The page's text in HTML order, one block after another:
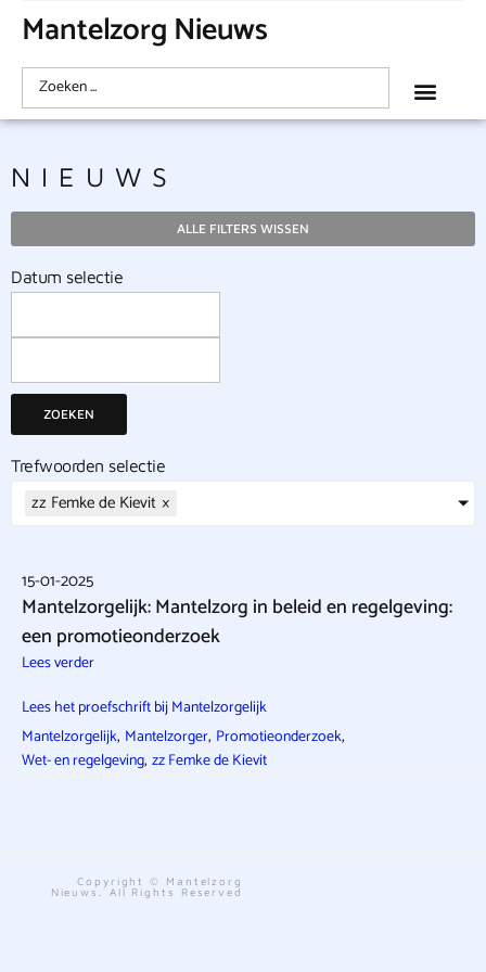
Mantelzorg Nieuws
NIEUWS
ALLE FILTERS WISSEN
Datum selectie
ZOEKEN
Trefwoorden selectie
zz Femke de Kievit ×
15-01-2025
Mantelzorgelijk: Mantelzorg in beleid en regelgeving:
een promotieonderzoek
Lees verder
Lees het proefschrift bij Mantelzorgelijk
Mantelzorgelijk, Mantelzorger, Promotieonderzoek,
Wet- en regelgeving, zz Femke de Kievit
Copyright © Mantelzorg
Nieuws. All Rights Reserved